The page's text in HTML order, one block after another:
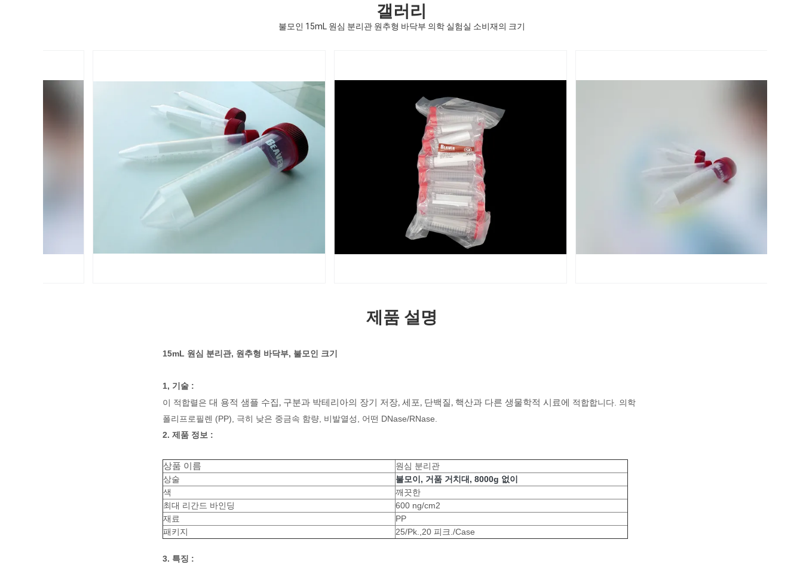
갤러리
불모인 15mL 원심 분리관 원추형 바닥부 의학 실험실 소비재의 크기
제품 설명
15mL 원심 분리관, 원추형 바닥부, 불모인 크기
1, 기술 :
이 적합렬은 대 용적 샘플 수집, 구분과 박테리아의 장기 저장, 세포, 단백질, 핵산과 다른 생물학적 시료에
적합합니다. 의학
폴리프로필렌 (PP), 극히 낮은 중금속 함량, 비발열성, 어떤 DNase/RNase.
2. 제품 정보 :
상품 이름
원심 분리관
상술
불모이, 거품 거치대, 8000g 없이
색
깨끗한
최대 리간드 바인딩
600 ng/cm2
재료
PP
패키지
25/Pk.,20 피크./Case
3. 특징 :